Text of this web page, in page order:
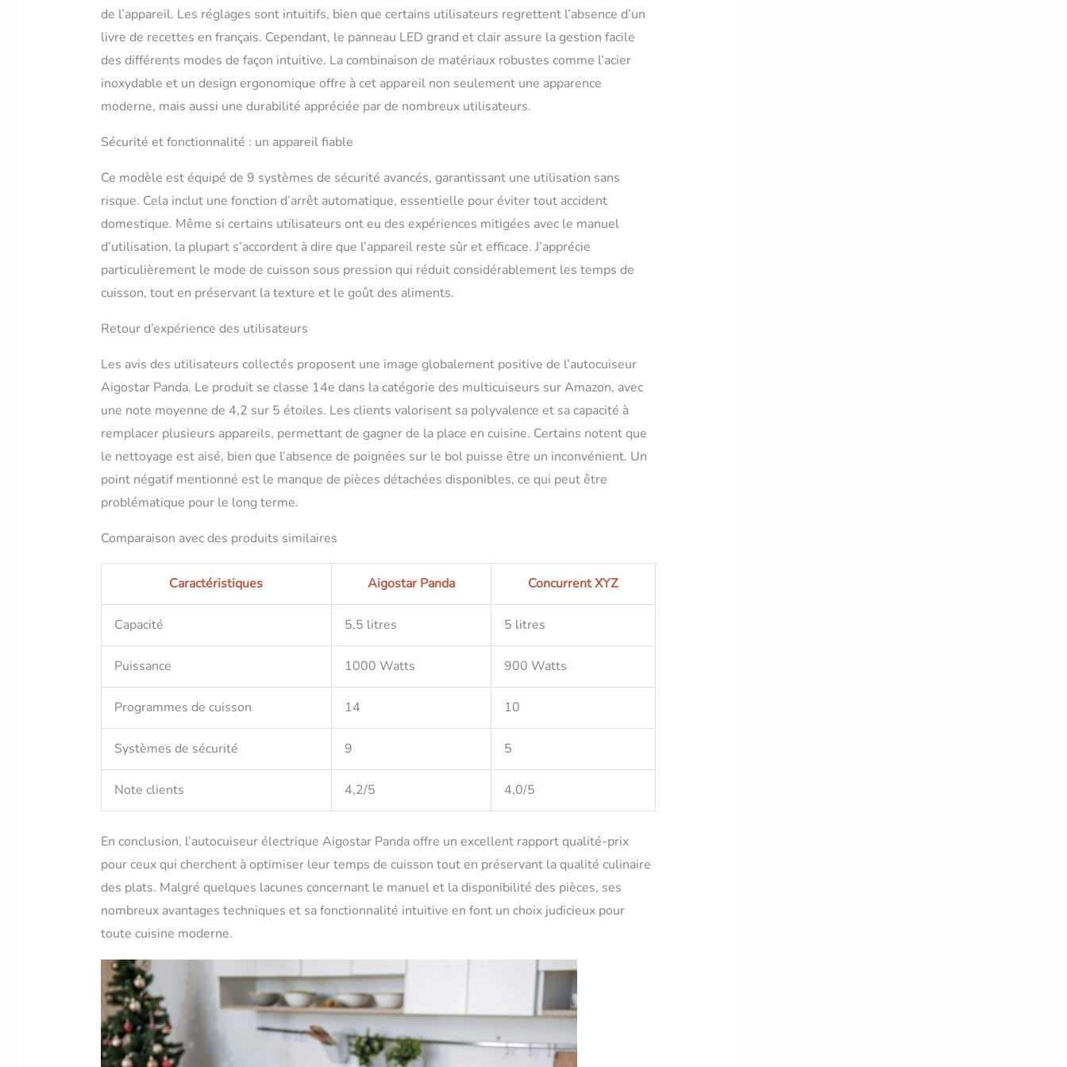
électronique. [Polyvalence Adaptative] 6 réglages intelligents
(pression, texture, maintien au chaud, programmation).
Navigation fluide grâce à la technologie encodeur. Base
antidérapante et câble de 1,1m pour stabilité et commodité.
Convient à tous les niveaux culinaires.
de l’appareil. Les réglages sont intuitifs, bien que certains utilisateurs regrettent l’absence d’un
livre de recettes en français. Cependant, le panneau LED grand et clair assure la gestion facile
des différents modes de façon intuitive. La combinaison de matériaux robustes comme l’acier
inoxydable et un design ergonomique offre à cet appareil non seulement une apparence
moderne, mais aussi une durabilité appréciée par de nombreux utilisateurs.
Sécurité et fonctionnalité : un appareil fiable
Ce modèle est équipé de 9 systèmes de sécurité avancés, garantissant une utilisation sans
risque. Cela inclut une fonction d’arrêt automatique, essentielle pour éviter tout accident
domestique. Même si certains utilisateurs ont eu des expériences mitigées avec le manuel
d’utilisation, la plupart s’accordent à dire que l’appareil reste sûr et efficace. J’apprécie
particulièrement le mode de cuisson sous pression qui réduit considérablement les temps de
cuisson, tout en préservant la texture et le goût des aliments.
Retour d’expérience des utilisateurs
Les avis des utilisateurs collectés proposent une image globalement positive de l’autocuiseur
Aigostar Panda. Le produit se classe 14e dans la catégorie des multicuiseurs sur Amazon, avec
une note moyenne de 4,2 sur 5 étoiles. Les clients valorisent sa polyvalence et sa capacité à
remplacer plusieurs appareils, permettant de gagner de la place en cuisine. Certains notent que
le nettoyage est aisé, bien que l’absence de poignées sur le bol puisse être un inconvénient. Un
point négatif mentionné est le manque de pièces détachées disponibles, ce qui peut être
problématique pour le long terme.
Comparaison avec des produits similaires
Caractéristiques Aigostar Panda Concurrent XYZ
Capacité 5,5 litres 5 litres
Puissance 1000 Watts 900 Watts
Programmes de cuisson 14 10
Systèmes de sécurité 9 5
Note clients 4,2/5 4,0/5
En conclusion, l’autocuiseur électrique Aigostar Panda offre un excellent rapport qualité-prix
pour ceux qui cherchent à optimiser leur temps de cuisson tout en préservant la qualité culinaire
des plats. Malgré quelques lacunes concernant le manuel et la disponibilité des pièces, ses
nombreux avantages techniques et sa fonctionnalité intuitive en font un choix judicieux pour
toute cuisine moderne.